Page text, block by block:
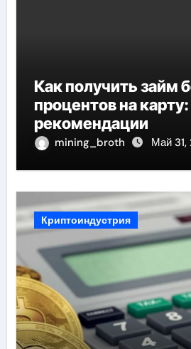
Как получить займ
процентов на
рекомендации
mining_broth Май
Криптоиндустрия